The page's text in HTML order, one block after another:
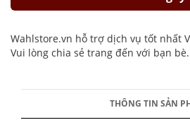
Wahlstore.vn hỗ trợ dịch vụ tốt nhất
Vui lòng chia sẻ trang đến với bạn bè.
THÔNG TIN SẢN